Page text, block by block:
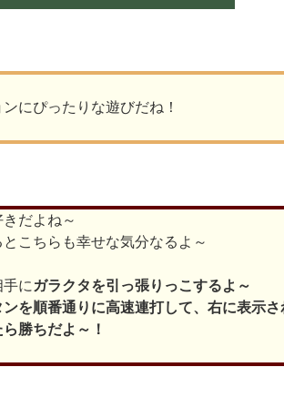
にぴったりな遊びだね！
だよね～
こちらも幸せな気分なるよ～
手にガラクタを引っ張りっこするよ～
ンを順番通りに高速連打して、右に表示さ
勝ちだよ～！